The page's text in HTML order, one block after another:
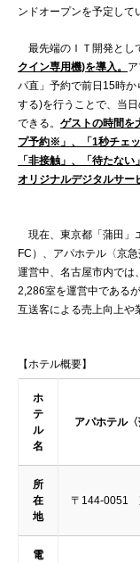
ンドオープンを予定して
最先端のＩＴ開発とし
クイン専用機)を導入。
パ直」予約で前日15時
する)を行うことで、当
できる。 ゲストの時間を
プ予約※」、「1秒チェ
「非接触」、「待たな
オリジナルデジタルサー
現在、東京都「蒲田」
FC）、アパホテル〈京
運営中、名古屋市内では
2,286室を運営中である
互送客による売上向上や
【ホテル概要】
ホ
テ
ル
名
アパホテル
所
在
地
〒144-0051
電